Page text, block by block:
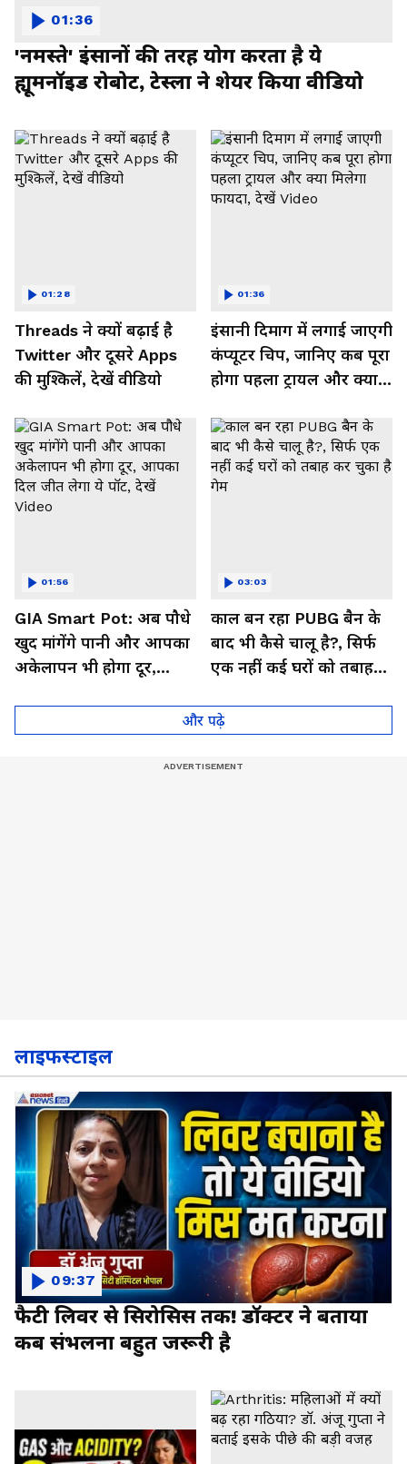
'नमस्ते' इंसानों की तरह योग करता है ये
ह्यूमनॉइड रोबोट, टेस्ला ने शेयर किया वीडियो
01:36
Threads ने क्यों बढ़ाई है
Twitter और दूसरे Apps
की मुश्किलें, देखें वीडियो
01:28
इंसानी दिमाग में लगाई जाएगी
कंप्यूटर चिप, जानिए कब पूरा
होगा पहला ट्रायल और क्या
01:36
GIA Smart Pot: अब पौधे
खुद मांगेंगे पानी और आपका
अकेलापन भी होगा दूर,
01:56
काल बन रहा PUBG बैन के
बाद भी कैसे चालू है?, सिर्फ
एक नहीं कई घरों को तबाह
03:03
और पढ़े
लाइफस्टाइल
फैटी लिवर से सिरोसिस तक! डॉक्टर ने बताया
कब संभलना बहुत जरूरी है
09:37